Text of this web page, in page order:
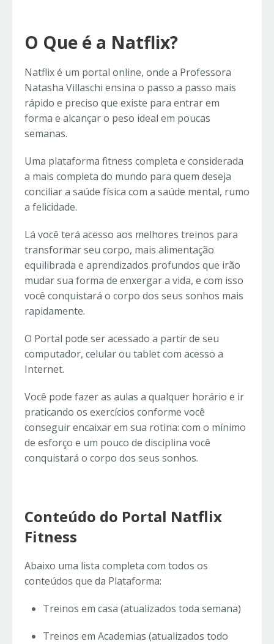
O Que é a Natflix?
Natflix é um portal online, onde a Professora
Natasha Villaschi ensina o passo a passo mais
rápido e preciso que existe para entrar em
forma e alcançar o peso ideal em poucas
semanas.
Uma plataforma fitness completa e considerada
a mais completa do mundo para quem deseja
conciliar a saúde física com a saúde mental, rumo
a felicidade.
Lá você terá acesso aos melhores treinos para
transformar seu corpo, mais alimentação
equilibrada e aprendizados profundos que irão
mudar sua forma de enxergar a vida, e com isso
você conquistará o corpo dos seus sonhos mais
rapidamente.
O Portal pode ser acessado a partir de seu
computador, celular ou tablet com acesso a
Internet.
Você pode fazer as aulas a qualquer horário e ir
praticando os exercícios conforme você
conseguir encaixar em sua rotina: com o mínimo
de esforço e um pouco de disciplina você
conquistará o corpo dos seus sonhos.
Conteúdo do Portal Natflix
Fitness
Abaixo uma lista completa com todos os
conteúdos que da Plataforma:
Treinos em casa (atualizados toda semana)
Treinos em Academias (atualizados todo